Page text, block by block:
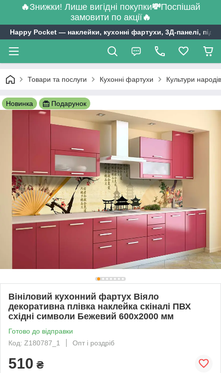
🔥Знижки! Лише вигідні покупки💸Поспішай
замовити по акції🔥
Happy Pocket ― наклейки, кухонні фартухи, 3Д-панелі,
Товари та послуги Кухонні фартухи Культури
Новинка Подарунок
Вініловий кухонний фартух Віяло
декоративна плівка наклейка скіналі ПВХ
східні символи Бежевий 600х2000 мм
Готово до відправки
Код: Z180787_1
Опт і роздріб
510 ₴